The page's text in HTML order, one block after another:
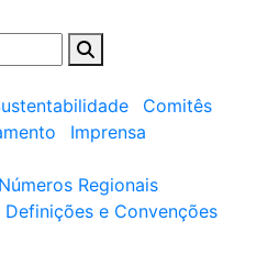
Comitês
Imprensa
Números Regionais
Definições e Convenções